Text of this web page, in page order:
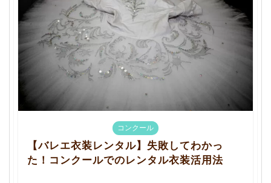
コンクール
【バレエ衣装レンタル】失敗してわかっ
た！コンクールでのレンタル衣装活用法